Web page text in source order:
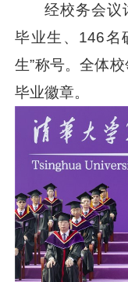
经校务会议
毕业生、146名
生”称号。全体
毕业徽章。